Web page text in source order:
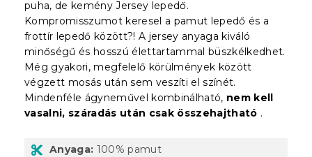
puha, de kemény Jersey lepedő.
Kompromisszumot keresel a pamut lepedő és a
frottír lepedő között?! A jersey anyaga kiváló
minőségű és hosszú élettartammal büszkélkedhet.
Még gyakori, megfelelő körülmények között
végzett mosás után sem veszíti el színét.
Mindenféle ágyneművel kombinálható, nem kell
vasalni, száradás után csak összehajtható .
Anyaga: 100% pamut